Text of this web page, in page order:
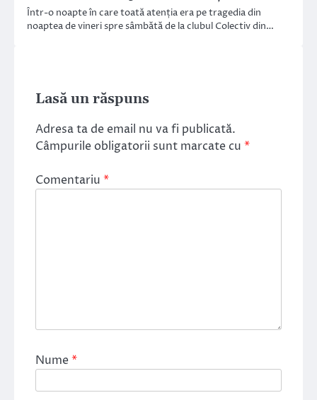
Într-o noapte în care toată atenția era pe tragedia din
noaptea de vineri spre sâmbătă de la clubul Colectiv din…
Lasă un răspuns
Adresa ta de email nu va fi publicată.
Câmpurile obligatorii sunt marcate cu *
Comentariu *
Nume*